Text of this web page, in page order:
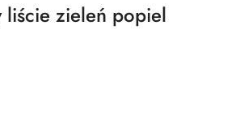
liście zieleń popiel